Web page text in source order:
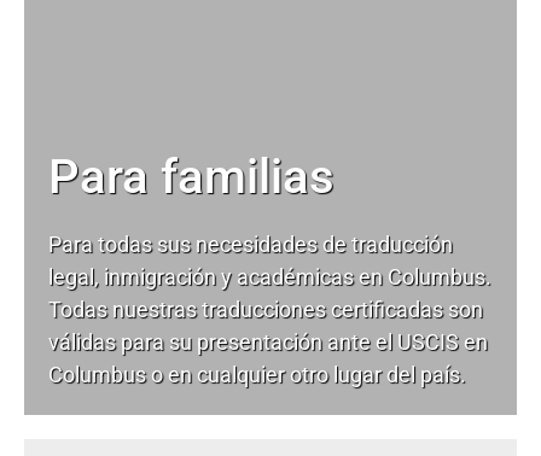
Para familias
Para todas sus necesidades detraducción
legal, inmigración y académicas en Columbus.
Todas nuestras traducciones certificadas son
válidas para su presentación ante el USCIS en
Columbus o en cualquier otro lugar del país.